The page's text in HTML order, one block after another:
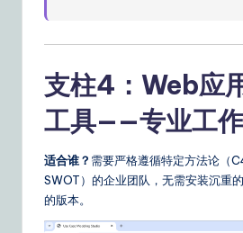
支柱4：Web应
工具——专业工
适合谁？ 需要严格遵循特定方法论（
SWOT）的企业团队，无需安装沉重
的版本。